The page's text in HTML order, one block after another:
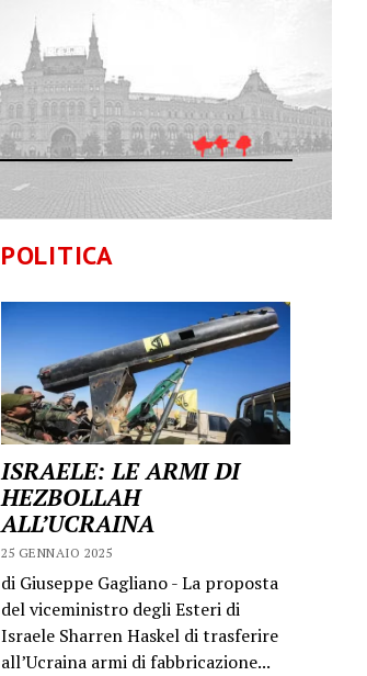
POLITICA
ISRAELE: LE ARMI DI
HEZBOLLAH
ALL’UCRAINA
25 GENNAIO 2025
di Giuseppe Gagliano - La proposta
del viceministro degli Esteri di
Israele Sharren Haskel di trasferire
all’Ucraina armi di fabbricazione...